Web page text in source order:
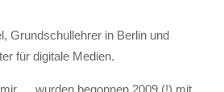
Grundschullehrer in Berlin und
für digitale Medien.
… wurden begonnen 2009 (!) mit